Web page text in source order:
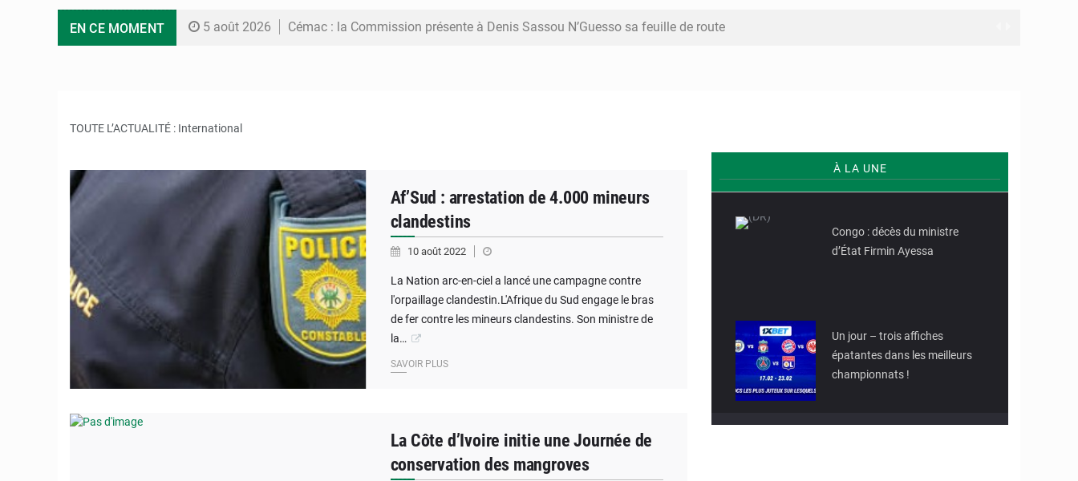
EN CE MOMENT 5 août 2026 Cémac : la Commission présente à Denis Sassou N’Guesso sa feuille de route
4 août 2026
3 août 2026 Congo : deux nouveaux ambassadeurs présentent leurs lettres de créance
TOUTE L’ACTUALITÉ : International
Af’Sud : arrestation de 4.000 mineurs
clandestins
10 août 2022
La Nation arc-en-ciel a lancé une campagne contre
l'orpaillage clandestin.L'Afrique du Sud engage le bras
de fer contre les mineurs clandestins. Son ministre de
la…
SAVOIR PLUS
La Côte d’Ivoire initie une Journée de
conservation des mangroves
À LA UNE
Congo : décès du ministre
d’État Firmin Ayessa
© Le champion
Un jour – trois affiches
épatantes dans les meilleurs
championnats !